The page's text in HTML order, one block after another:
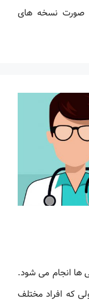
صورت نسخه های
انجام می شود.
که افراد مختلف